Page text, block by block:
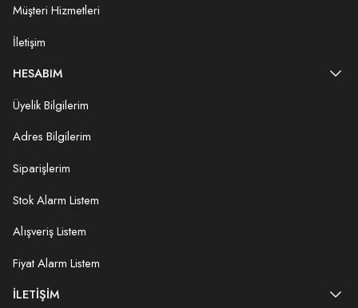
Müşteri Hizmetleri
İletişim
HESABIM
Üyelik Bilgilerim
Adres Bilgilerim
Siparişlerim
Stok Alarm Listem
Alışveriş Listem
Fiyat Alarm Listem
İLETIŞIM